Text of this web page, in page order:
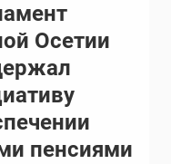
Осетии
пенсиями